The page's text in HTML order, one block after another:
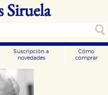
Siruela
Suscripción a
novedades
Cómo
comprar